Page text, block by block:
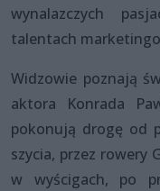
wynalazczych
talentach
Widzowie poznają
aktora Konrada
pokonują drogę od
szycia, przez rowery
w wyścigach, po